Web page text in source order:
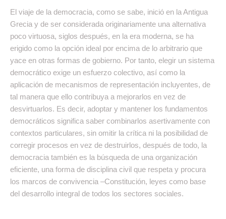
El viaje de la democracia, como se sabe, inició en la Antigua
Grecia y de ser considerada originariamente una alternativa
poco virtuosa, siglos después, en la era moderna, se ha
erigido como la opción ideal por encima de lo arbitrario que
yace en otras formas de gobierno. Por tanto, elegir un sistema
democrático exige un esfuerzo colectivo, así como la
aplicación de mecanismos de representación incluyentes, de
tal manera que ello contribuya a mejorarlos en vez de
desvirtuarlos. Es decir, adoptar y mantener los fundamentos
democráticos significa saber combinarlos asertivamente con
contextos particulares, sin omitir la crítica ni la posibilidad de
corregir procesos en vez de destruirlos, después de todo, la
democracia también es la búsqueda de una organización
eficiente, una forma de disciplina civil que respeta y procura
los marcos de convivencia –Constitución, leyes como base
del desarrollo integral de todos los sectores sociales.